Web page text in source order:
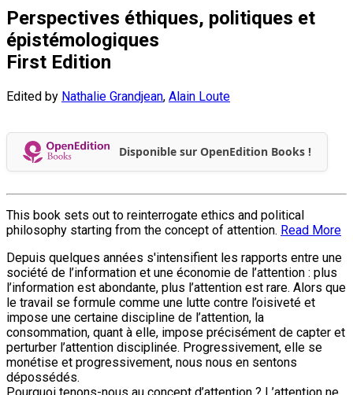
Perspectives éthiques, politiques et
épistémologiques
First Edition
Edited by Nathalie Grandjean, Alain Loute
Disponible sur OpenEdition Books !
This book sets out to reinterrogate ethics and political
philosophy starting from the concept of attention. Read More
Depuis quelques années s'intensifient les rapports entre une
société de l’information et une économie de l’attention : plus
l’information est abondante, plus l’attention est rare. Alors que
le travail se formule comme une lutte contre l’oisiveté et
impose une certaine discipline de l’attention, la
consommation, quant à elle, impose précisément de capter et
perturber l’attention disciplinée. Progressivement, elle se
monétise et progressivement, nous nous en sentons
dépossédés.